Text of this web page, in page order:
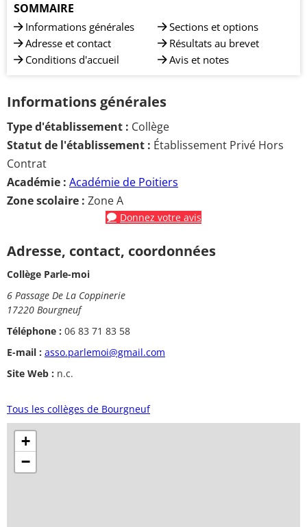
SOMMAIRE
Informations générales
Adresse et contact
Conditions d'accueil
Sections et options
Résultats au brevet
Avis et notes
Informations générales
Type d'établissement : Collège
Statut de l'établissement : Établissement Privé Hors
Contrat
Académie : Académie de Poitiers
Zone scolaire : Zone A
Donnez votre avis
Adresse, contact, coordonnées
Collège Parle-moi
6 Passage De La Coppinerie
17220 Bourgneuf
Téléphone : 06 83 71 83 58
E-mail : asso.parlemoi@gmail.com
Site Web : n.c.
Tous les collèges de Bourgneuf
+
−